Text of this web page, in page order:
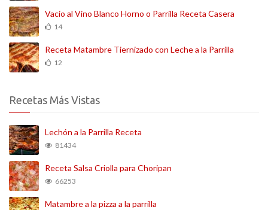
Vacío al Vino Blanco Horno o Parrilla Receta Casera
14
Receta Matambre Tiernizado con Leche a la Parrilla
12
Recetas Más Vistas
Lechón a la Parrilla Receta
81434
Receta Salsa Criolla para Choripan
66253
Matambre a la pizza a la parrilla